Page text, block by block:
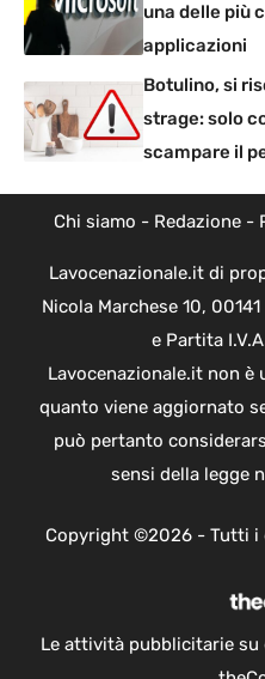
una delle più
applicazioni
Botulino, si
strage: solo
scampare il
Chi siamo - Redazione-
Lavocenazionale.it di
Nicola Marchese 10,
e Partita
Lavocenazionale.it non
quanto viene aggiornato
può pertanto
sensi della legge
Copyright ©2026 - Tutti
Le attività pubblicitarie